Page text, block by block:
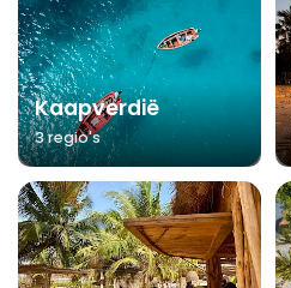
Kaapverdië
3 regio's